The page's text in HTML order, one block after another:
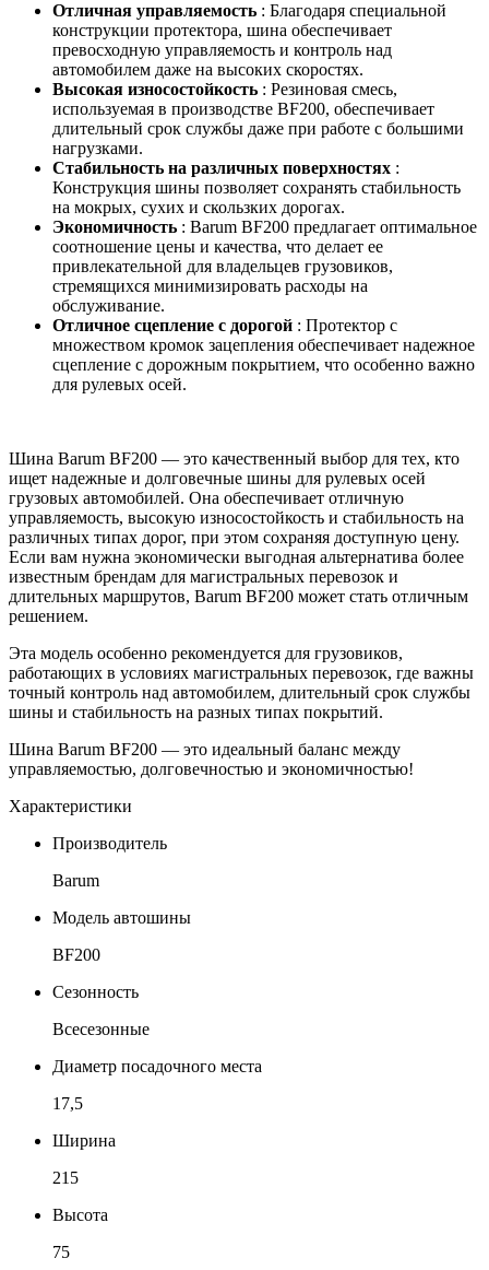
Отличная управляемость : Благодаря специальной
конструкции протектора, шина обеспечивает
превосходную управляемость и контроль над
автомобилем даже на высоких скоростях.
Высокая износостойкость : Резиновая смесь,
используемая в производстве BF200, обеспечивает
длительный срок службы даже при работе с большими
нагрузками.
Стабильность на различных поверхностях :
Конструкция шины позволяет сохранять стабильность
на мокрых, сухих и скользких дорогах.
Экономичность : Barum BF200 предлагает оптимальное
соотношение цены и качества, что делает ее
привлекательной для владельцев грузовиков,
стремящихся минимизировать расходы на
обслуживание.
Отличное сцепление с дорогой : Протектор с
множеством кромок зацепления обеспечивает надежное
сцепление с дорожным покрытием, что особенно важно
для рулевых осей.
Шина Barum BF200 — это качественный выбор для тех, кто
ищет надежные и долговечные шины для рулевых осей
грузовых автомобилей. Она обеспечивает отличную
управляемость, высокую износостойкость и стабильность на
различных типах дорог, при этом сохраняя доступную цену.
Если вам нужна экономически выгодная альтернатива более
известным брендам для магистральных перевозок и
длительных маршрутов, Barum BF200 может стать отличным
решением.
Эта модель особенно рекомендуется для грузовиков,
работающих в условиях магистральных перевозок, где важны
точный контроль над автомобилем, длительный срок службы
шины и стабильность на разных типах покрытий.
Шина Barum BF200 — это идеальный баланс между
управляемостью, долговечностью и экономичностью!
Характеристики
Производитель
Barum
Модель автошины
BF200
Сезонность
Всесезонные
Диаметр посадочного места
17,5
Ширина
215
Высота
75